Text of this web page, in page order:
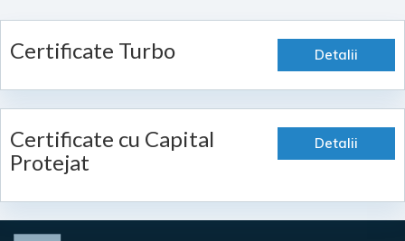
Certificate Turbo Detalii
Certificate cu Capital
Protejat
Detalii